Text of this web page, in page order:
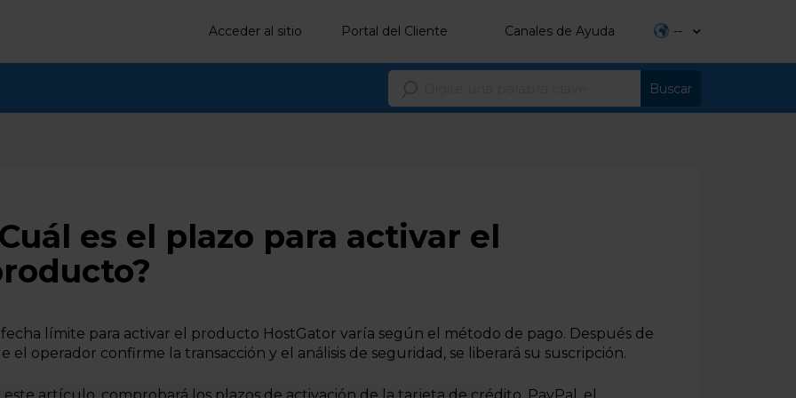
Acceder al sitio Portal del Cliente Canales de Ayuda --
es el plazo para activar el
fecha límite para activar el producto HostGator varía según el método de pago. Después de
el operador confirme la transacción y el análisis de seguridad, se liberará su suscripción.